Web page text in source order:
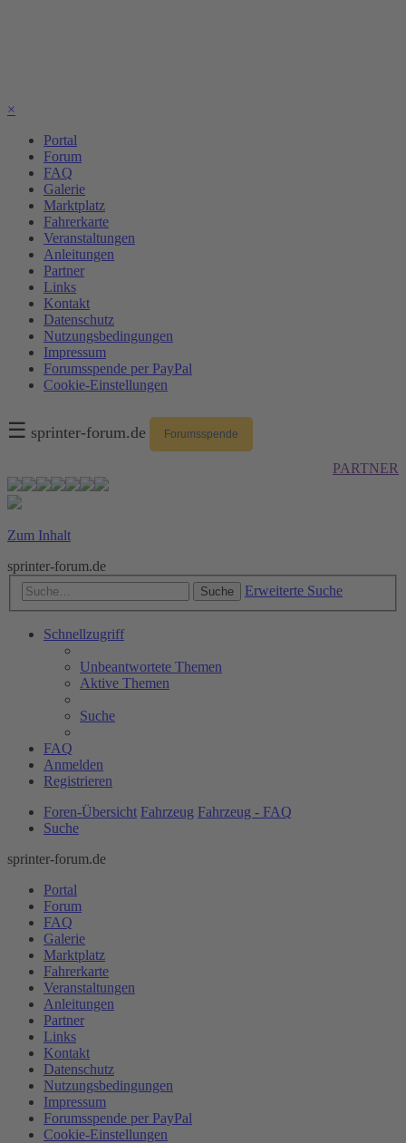
×
Portal
Forum
FAQ
Galerie
Marktplatz
Fahrerkarte
Veranstaltungen
Anleitungen
Partner
Links
Kontakt
Datenschutz
Nutzungsbedingungen
Impressum
Forumsspende per PayPal
Cookie-Einstellungen
☰ sprinter-forum.de Forumsspende
PARTNER
Zum Inhalt
sprinter-forum.de
Suche Erweiterte Suche
Schnellzugriff
Unbeantwortete Themen
Aktive Themen
Suche
FAQ
Anmelden
Registrieren
Foren-Übersicht Fahrzeug Fahrzeug - FAQ
Suche
sprinter-forum.de
Portal
Forum
FAQ
Galerie
Marktplatz
Fahrerkarte
Veranstaltungen
Anleitungen
Partner
Links
Kontakt
Datenschutz
Nutzungsbedingungen
Impressum
Forumsspende per PayPal
Cookie-Einstellungen